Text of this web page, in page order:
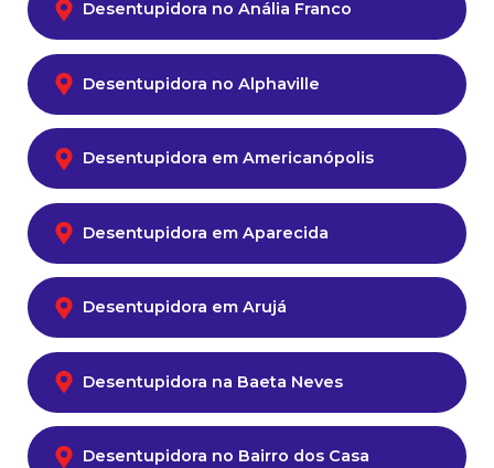
Desentupidora no Anália Franco
Desentupidora no Alphaville
Desentupidora em Americanópolis
Desentupidora em Aparecida
Desentupidora em Arujá
Desentupidora na Baeta Neves
Desentupidora no Bairro dos Casa